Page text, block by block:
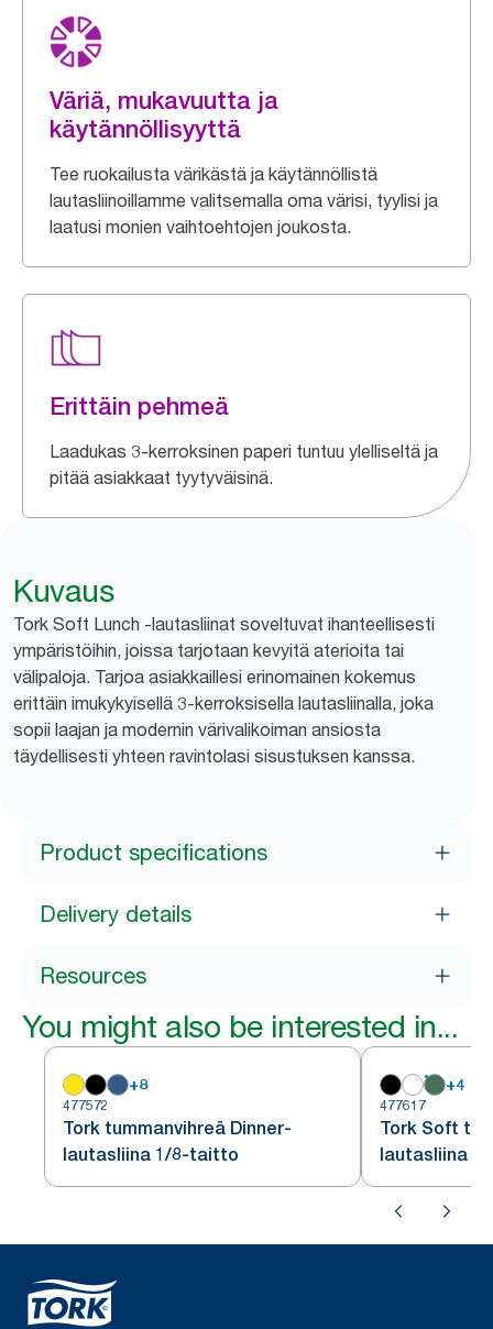
Väriä, mukavuutta ja
käytännöllisyyttä
Tee ruokailusta värikästä ja käytännöllistä
lautasliinoillamme valitsemalla oma värisi, tyylisi ja
laatusi monien vaihtoehtojen joukosta.
Erittäin pehmeä
Laadukas 3-kerroksinen paperi tuntuu ylelliseltä ja
pitää asiakkaat tyytyväisinä.
Kuvaus
Tork Soft Lunch -lautasliinat soveltuvat ihanteellisesti
ympäristöihin, joissa tarjotaan kevyitä aterioita tai
välipaloja. Tarjoa asiakkaillesi erinomainen kokemus
erittäin imukykyisellä 3-kerroksisella lautasliinalla, joka
sopii laajan ja modernin värivalikoiman ansiosta
täydellisesti yhteen ravintolasi sisustuksen kanssa.
Product specifications
Delivery details
Resources
You might also be interested in...
+8
477572
Tork tummanvihreä Dinner-
lautasliina 1/8-taitto
+4
477617
Tork Soft
lautasliina